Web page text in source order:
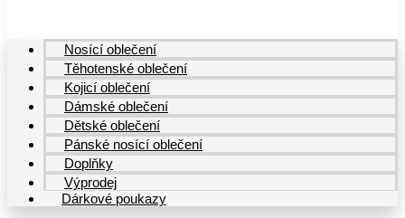
Nosící oblečení
Těhotenské oblečení
Kojicí oblečení
Dámské oblečení
Dětské oblečení
Pánské nosící oblečení
Doplňky
Výprodej
Dárkové poukazy